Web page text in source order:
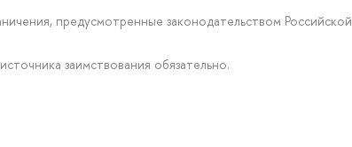
предусмотренные законодательством Российской
заимствования обязательно.